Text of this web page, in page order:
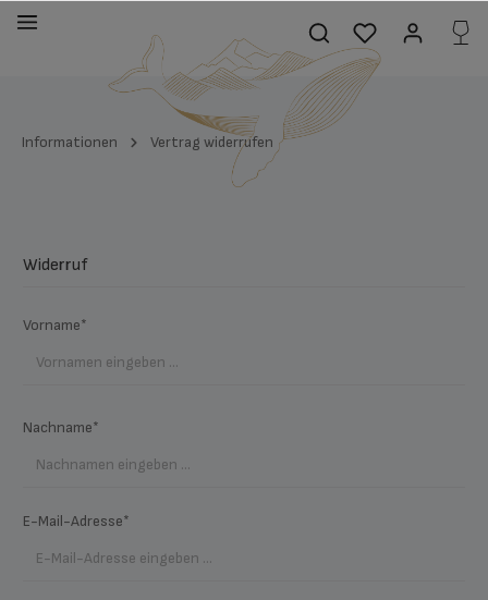
springen
Informationen Vertrag widerrufen
Widerruf
Vorname*
Nachname*
E-Mail-Adresse*